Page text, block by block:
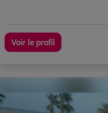
Voir le profil